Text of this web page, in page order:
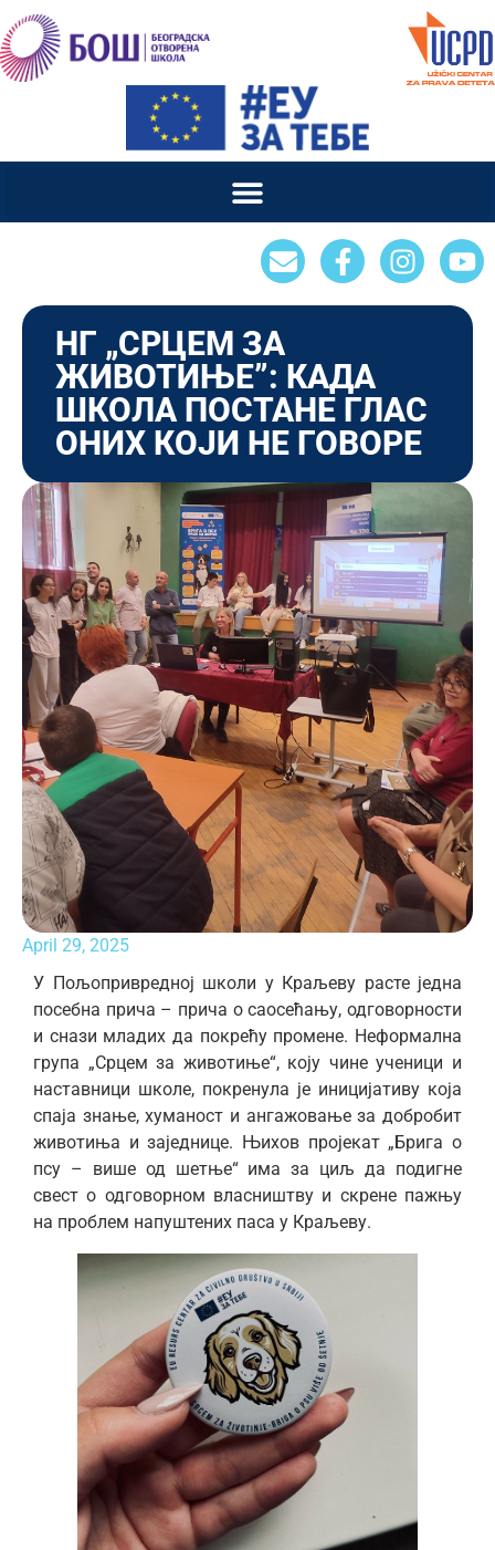
НГ „СРЦЕМ ЗА
ЖИВОТИЊЕ”: КАДА
ШКОЛА ПОСТАНЕ ГЛАС
ОНИХ КОЈИ НЕ ГОВОРЕ
April 29, 2025
У Пољопривредној школи у Краљеву расте једна
посебна прича – прича о саосећању, одговорности
и снази младих да покрећу промене. Неформална
група „Срцем за животиње“, коју чине ученици и
наставници школе, покренула је иницијативу која
спаја знање, хуманост и ангажовање за добробит
животиња и заједнице. Њихов пројекат „Брига о
псу – више од шетње“ има за циљ да подигне
свест о одговорном власништву и скрене пажњу
на проблем напуштених паса у Краљеву.